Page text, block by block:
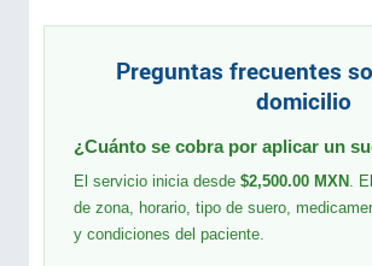
Preguntas frecuentes
domicilio
¿Cuánto se cobra por aplicar un
El servicio inicia desde $2,500.00 MXN
.
de zona, horario, tipo de suero,
y condiciones del paciente.